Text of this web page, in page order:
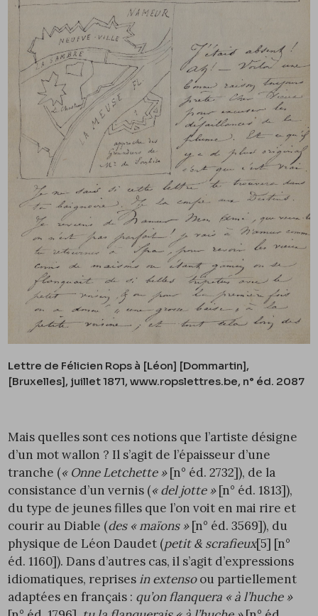
Lettre de Félicien Rops à [Léon] [Dommartin],
[Bruxelles], juillet 1871, www.ropslettres.be, n° éd. 2087
Mais quelles sont ces notions que l’artiste désigne
d’un mot wallon ? Il s’agit de l’épaisseur d’une
tranche (« Onne Letchette »[n° éd.2732]), de la
consistance d’un vernis (« del jotte »[n° éd. 1813]),
du type de jeunes filles que l’on voit en mai rire et
courir au Diable (des « maïons »[n° éd.3569]), du
physique de Léon Daudet (petit & scrafieux[5] [n°
éd. 1160]). Dans d’autres cas, il s’agit d’expressions
idiomatiques, reprises in extensoou partiellement
adaptées en français : qu’on flanquera « à l’huche »